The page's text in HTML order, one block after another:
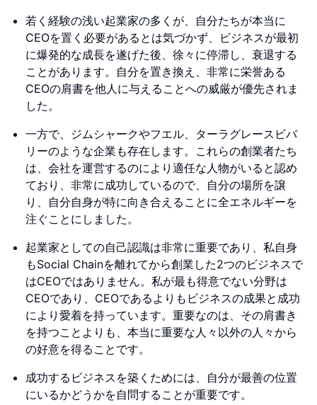
若く経験の浅い起業家の多くが、自分たちが本当に
CEOを置く必要があるとは気づかず、ビジネスが最初
に爆発的な成長を遂げた後、徐々に停滞し、衰退する
ことがあります。自分を置き換え、非常に栄誉ある
CEOの肩書を他人に与えることへの威厳が優先されま
した。
一方で、ジムシャークやフエル、ターラグレースビバ
リーのような企業も存在します。これらの創業者たち
は、会社を運営するのにより適任な人物がいると認め
ており、非常に成功しているので、自分の場所を譲
り、自分自身が特に向き合えることに全エネルギーを
注ぐことにしました。
起業家としての自己認識は非常に重要であり、私自身
もSocial Chainを離れてから創業した2つのビジネスで
はCEOではありません。私が最も得意でない分野は
CEOであり、CEOであるよりもビジネスの成果と成功
により愛着を持っています。重要なのは、その肩書き
を持つことよりも、本当に重要な人々以外の人々から
の好意を得ることです。
成功するビジネスを築くためには、自分が最善の位置
にいるかどうかを自問することが重要です。